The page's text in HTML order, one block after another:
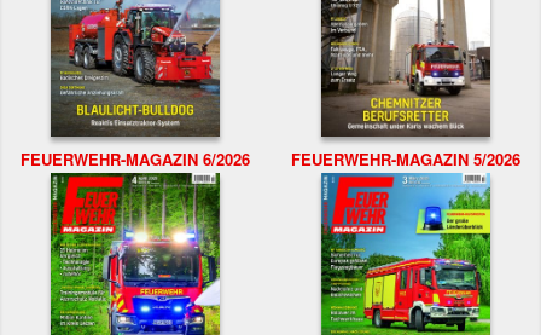
FEUERWEHR-MAGAZIN 6/2026 FEUERWEHR-MAGAZIN 5/2026